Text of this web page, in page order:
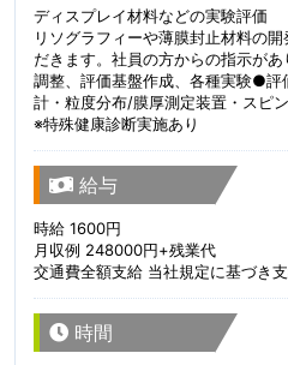
ディスプレイ材料などの実験評価
リソグラフィーや薄膜封止材料の
だきます。社員の方からの指示が
調整、評価基盤作成、各種実験●評
計・粒度分布/膜厚測定装置・スピ
※特殊健康診断実施あり
給与
時給 1600円
月収例 248000円+残業代
交通費全額支給 当社規定に基づき
時間